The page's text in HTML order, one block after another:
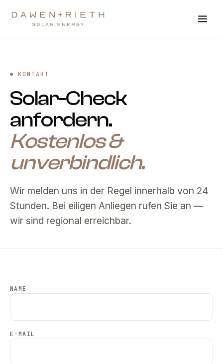
KONTAKT
Solar-Check
anfordern.
Kostenlos &
unverbindlich.
Wir melden uns in der Regel innerhalb von 24
Stunden. Bei eiligen Anliegen rufen Sie an —
wir sind regional erreichbar.
NAME
E-MAIL